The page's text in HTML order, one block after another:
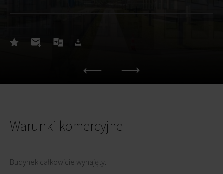
Warunki komercyjne
Budynek całkowicie wynajęty.